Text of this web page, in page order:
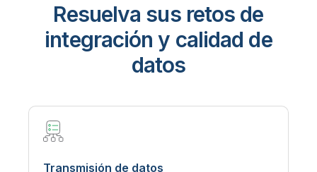
Resuelva sus retos de
integración y calidad de
datos
Transmisión de datos